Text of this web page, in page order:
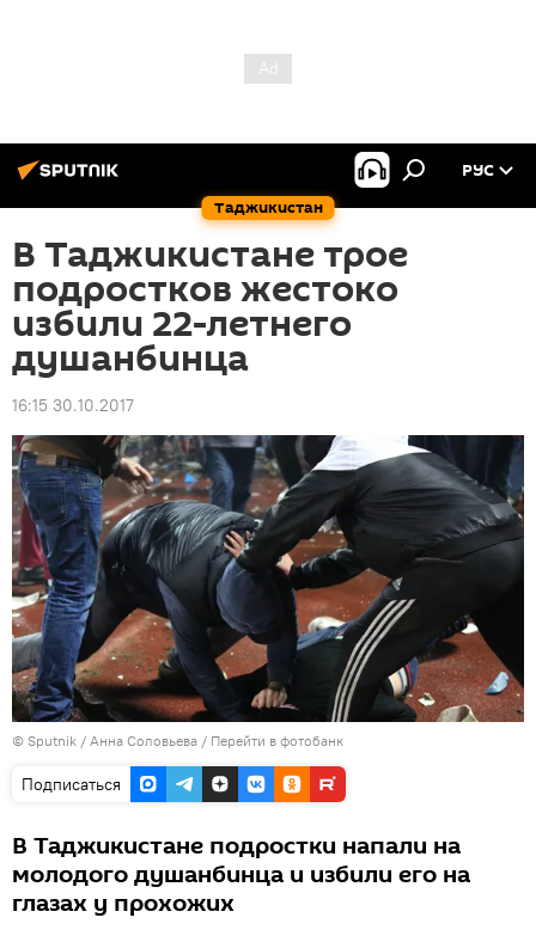
Таджикистан
РУС
В Таджикистане трое
подростков жестоко
избили 22-летнего
душанбинца
16:15 30.10.2017
© Sputnik / Анна Соловьева / Перейти в фотобанк
Подписаться
В Таджикистане подростки напали на
молодого душанбинца и избили его на
глазах у прохожих